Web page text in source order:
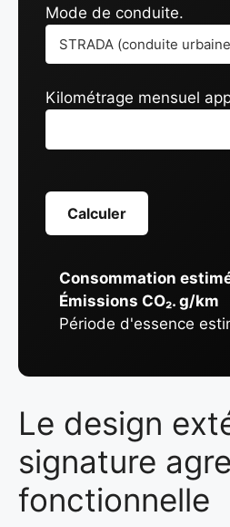
Mode de conduite.
Kilométrage mensuel
Calculer
Consommation
Émissions CO₂. g/km
Période d'essence
Le design
signature
fonctionnelle